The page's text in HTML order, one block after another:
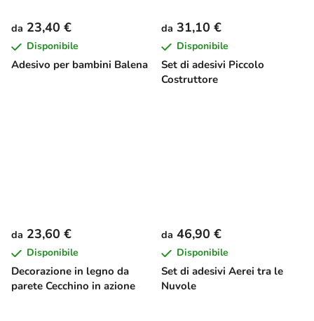
Adesivo per bambini Balena
da 23,40 €
Disponibile
Set di adesivi Piccolo
Costruttore
da 31,10 €
Disponibile
Decorazione in legno da
parete Cecchino in azione
da 23,60 €
Disponibile
Set di adesivi Aerei tra le
Nuvole
da 46,90 €
Disponibile